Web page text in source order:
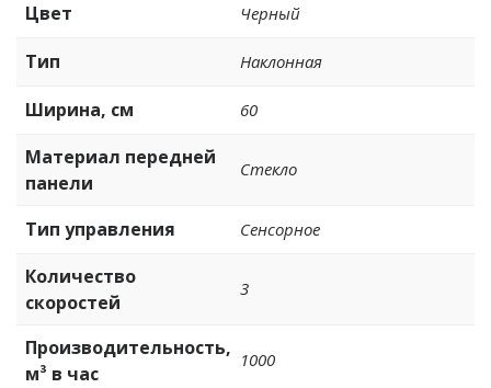
Цвет Черный
Тип Наклонная
Ширина, см 60
Материал передней
панели
Стекло
Тип управления Сенсорное
Количество
скоростей
3
Производительность,
м³ в час
1000